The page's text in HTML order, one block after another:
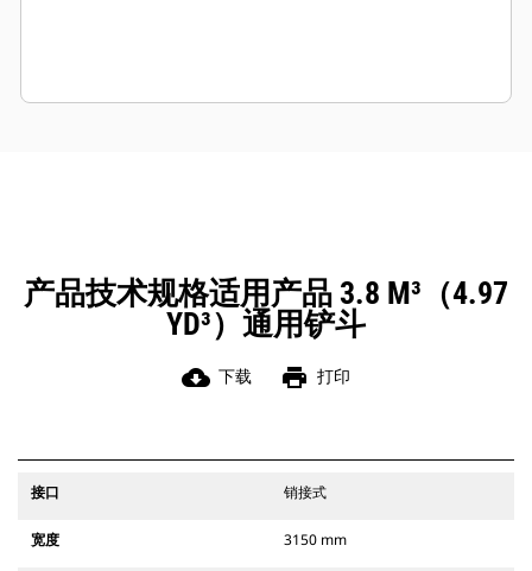
产品技术规格适用产品 3.8 M³（4.97
YD³）通用铲斗
cloud_download 下载 print 打印
接口 销接式
宽度 3150 mm